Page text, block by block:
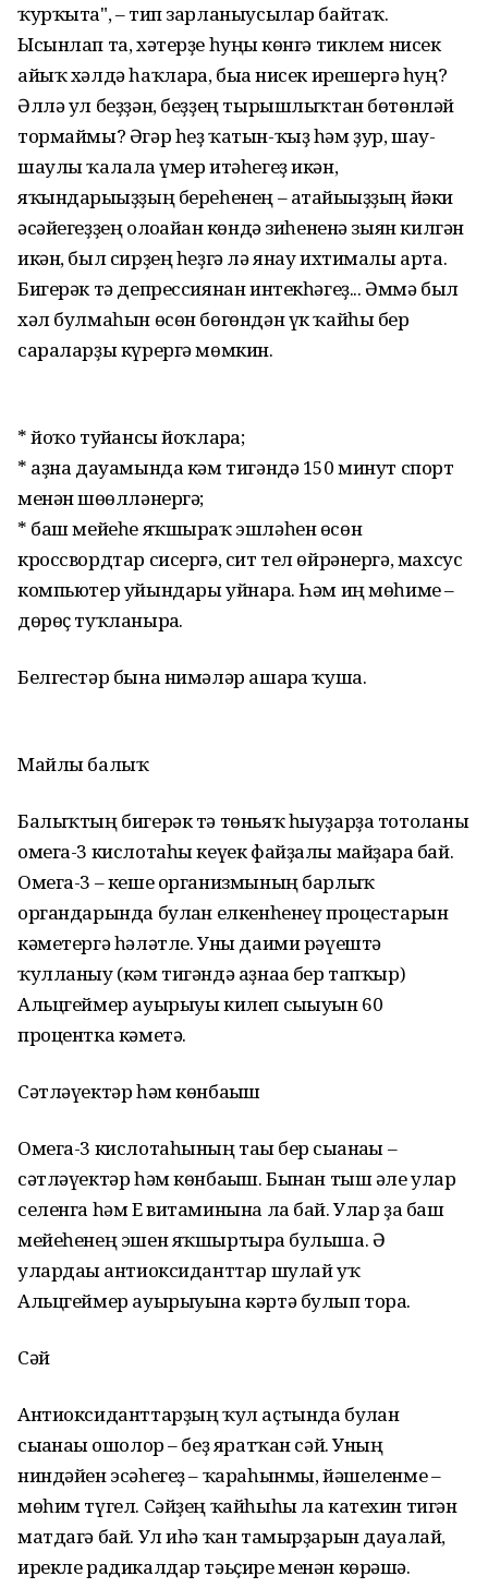
ҡурҡыта", – тип зарланыусылар байтаҡ.
Ысынлап та, хәтерҙе һуңғы көнгә тиклем нисек
айыҡ хәлдә һаҡларға, быға нисек ирешергә һуң?
Әллә ул беҙҙән, беҙҙең тырышлыҡтан бөтөнләй
тормаймы? Әгәр һеҙ ҡатын-ҡыҙ һәм ҙур, шау-
шаулы ҡалала ғүмер итәһегеҙ икән,
яҡындарығыҙҙың береһенең – атайығыҙҙың йәки
әсәйегеҙҙең олоғайған көндә зиһененә зыян килгән
икән, был сирҙең һеҙгә лә янау ихтималы арта.
Бигерәк тә депрессиянан интекһәгеҙ... Әммә был
хәл булмаһын өсөн бөгөндән үк ҡайһы бер
сараларҙы күрергә мөмкин.
* йоҡо туйғансы йоҡларға;
* аҙна дауамында кәм тигәндә 150 минут спорт
менән шөғөлләнергә;
* баш мейеһе яҡшыраҡ эшләһен өсөн
кроссвордтар сисергә, сит тел өйрәнергә, махсус
компьютер уйындары уйнарға. Һәм иң мөһиме –
дөрөҫ туҡланырға.
Белгестәр бына нимәләр ашарға ҡуша.
Майлы балыҡ
Балыҡтың бигерәк тә төньяҡ һыуҙарҙа тотолғаны
омега-3 кислотаһы кеүек файҙалы майҙарға бай.
Омега-3 – кеше организмының барлыҡ
органдарында булған елкенһенеү процестарын
кәметергә һәләтле. Уны даими рәүештә
ҡулланыу (кәм тигәндә аҙнаға бер тапҡыр)
Альцгеймер ауырыуы килеп сығыуын 60
процентка кәметә.
Сәтләүектәр һәм көнбағыш
Омега-3 кислотаһының тағы бер сығанағы –
сәтләүектәр һәм көнбағыш. Бынан тыш әле улар
селенга һәм Е витаминына ла бай. Улар ҙа баш
мейеһенең эшен яҡшыртырға булыша. Ә
улардағы антиоксиданттар шулай уҡ
Альцгеймер ауырыуына кәртә булып тора.
Сәй
Антиоксиданттарҙың ҡул аҫтында булған
сығанағы ошолор – беҙ яратҡан сәй. Уның
ниндәйен эсәһегеҙ – ҡараһынмы, йәшеленме –
мөһим түгел. Сәйҙең ҡайһыһы ла катехин тигән
матдагә бай. Ул иһә ҡан тамырҙарын дауалай,
ирекле радикалдар тәьҫире менән көрәшә.